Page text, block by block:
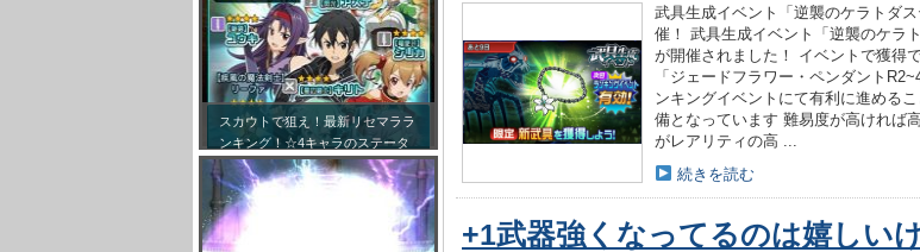
スカウトで狙え！最新リセマララ
ンキング！☆4キャラのステータ
ス詳細まとめ！【最新キャラ対応
リセマラ】
武具生成イベント「逆襲のケラトダ
催！ 武具生成イベント「逆襲のケラ
が開催されました！ イベントで獲得
「ジェードフラワー・ペンダント
ンキングイベントにて有利に進める
備となっています 難易度が高ければ
がレアリティの高 ...
続きを読む
+1武器強くなってるのは嬉しい